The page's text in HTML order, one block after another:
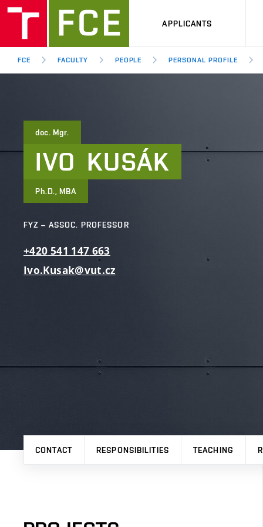
APPLICANTS
FCE FACULTY PEOPLE PERSONAL PROFILE
doc. Mgr.
IVO KUSÁK
Ph.D., MBA
FYZ – ASSOC. PROFESSOR
+420 541 147 663
Ivo.Kusak@vut.cz
CONTACT RESPONSIBILITIES TEACHING